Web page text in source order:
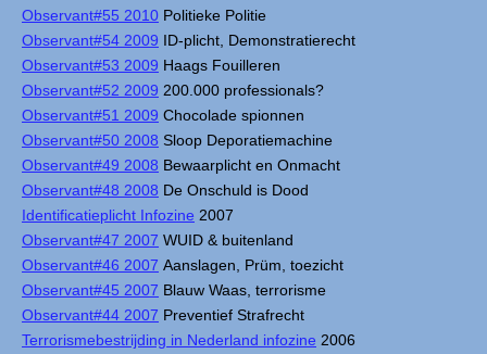
Observant#55 2010 Politieke Politie
Observant#54 2009 ID-plicht, Demonstratierecht
Observant#53 2009 Haags Fouilleren
Observant#52 2009 200.000 professionals?
Observant#51 2009 Chocolade spionnen
Observant#50 2008 Sloop Deporatiemachine
Observant#49 2008 Bewaarplicht en Onmacht
Observant#48 2008 De Onschuld is Dood
Identificatieplicht Infozine 2007
Observant#47 2007 WUID & buitenland
Observant#46 2007 Aanslagen, Prüm, toezicht
Observant#45 2007 Blauw Waas, terrorisme
Observant#44 2007 Preventief Strafrecht
Terrorismebestrijding in Nederland infozine 2006